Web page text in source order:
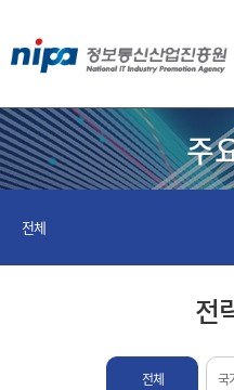
주
전체
전
전체 국